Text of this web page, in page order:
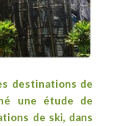
destinations de
une étude de
de ski, dans